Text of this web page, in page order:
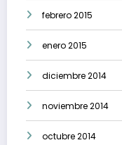
febrero 2015
enero 2015
diciembre 2014
noviembre 2014
octubre 2014